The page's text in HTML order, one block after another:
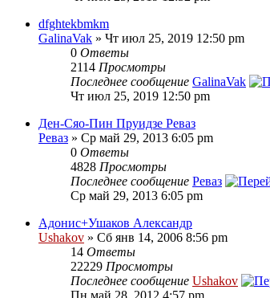
dfghtekbmkm
GalinaVak » Чт июл 25, 2019 12:50 pm
0 Ответы
2114 Просмотры
Последнее сообщение GalinaVak
Чт июл 25, 2019 12:50 pm
Ден-Сяо-Пин Пруидзе Реваз
Реваз » Ср май 29, 2013 6:05 pm
0 Ответы
4828 Просмотры
Последнее сообщение Реваз
Ср май 29, 2013 6:05 pm
Адонис+Ушаков Александр
Ushakov » Сб янв 14, 2006 8:56 pm
14 Ответы
22229 Просмотры
Последнее сообщение Ushakov
Пн май 28, 2012 4:57 pm